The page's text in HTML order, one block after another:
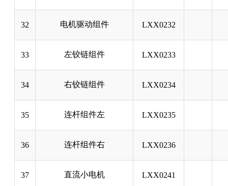
32 电机驱动组件 LXX0232
33 左铰链组件 LXX0233
34 右铰链组件 LXX0234
35 连杆组件左 LXX0235
36 连杆组件右 LXX0236
37 直流小电机 LXX0241